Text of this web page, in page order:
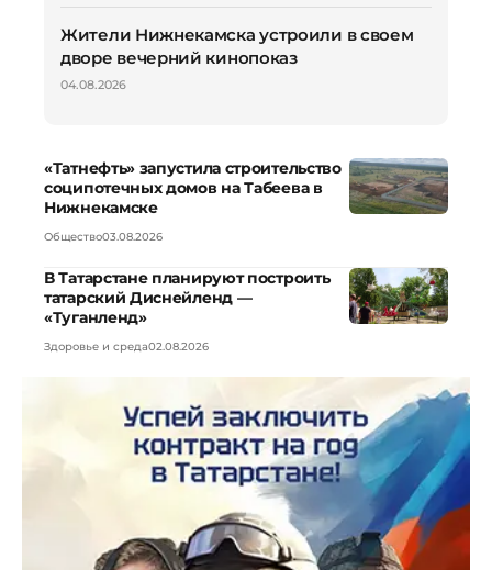
Жители Нижнекамска устроили в своем
дворе вечерний кинопоказ
04.08.2026
«Татнефть» запустила строительство
соципотечных домов на Табеева в
Нижнекамске
Общество03.08.2026
В Татарстане планируют построить
татарский Диснейленд —
«Туганленд»
Здоровье и среда02.08.2026